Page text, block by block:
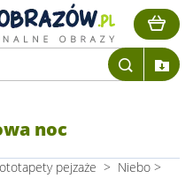
noc
pejzaże > Niebo >